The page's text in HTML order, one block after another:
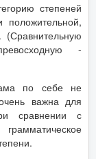
степеней
положительной,
(Сравнительную
-
по себе не
важна для
сравнении с